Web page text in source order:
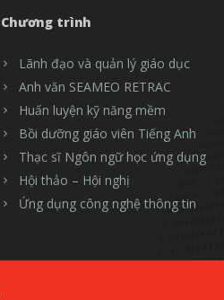
Chương trình
Lãnh đạo và quản lý giáo dục
Anh văn SEAMEO RETRAC
Huấn luyện kỹ năng mềm
Bồi dưỡng giáo viên Tiếng Anh
Thạc sĩ Ngôn ngữ học ứng dụng
Hội thảo – Hội nghị
Ứng dụng công nghệ thông tin